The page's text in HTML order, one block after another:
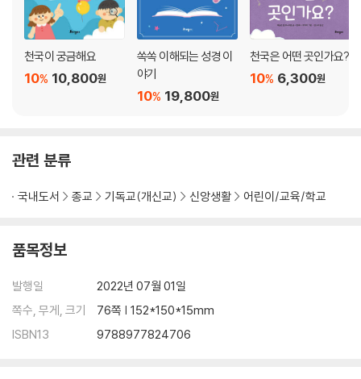
천국이 궁금해요
10,800원
10%
쏙쏙 이해되는 성경 이
야기
19,800원
10%
천국은 어떤 곳인가요?
6,300원
10%
관련 분류
국내도서 종교 기독교(개신교) 신앙생활 어린이/교육/학교
품목정보
발행일
2022년 07월 01일
쪽수, 무게, 크기
76쪽 | 152*150*15mm
ISBN13
9788977824706